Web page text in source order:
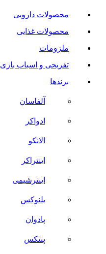
محصولات دارویی
محصولات غذایی
ملزومات
تفریحی و اسباب بازی
برندها
آلفاسان
ادواکر
الانکو
اینتراکر
اینترشیمی
بلنوکس
پادوان
پنتکس